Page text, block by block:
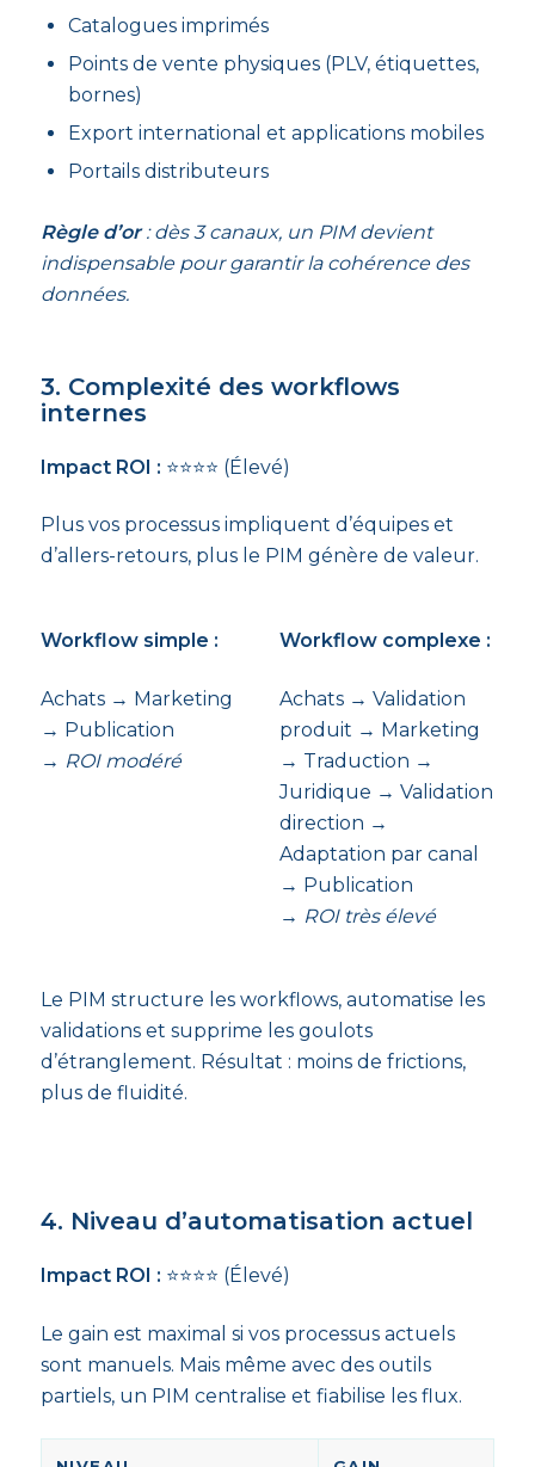
Catalogues imprimés
Points de vente physiques (PLV, étiquettes,
bornes)
Export international et applications mobiles
Portails distributeurs
Règle d’or: dès 3 canaux, un PIM devient
indispensable pour garantir la cohérence des
données.
3. Complexité des workflows
internes
Impact ROI : ⭐⭐⭐⭐ (Élevé)
Plus vos processus impliquent d’équipes et
d’allers-retours, plus le PIM génère de valeur.
Workflow simple :
Achats → Marketing
→ Publication
→ ROI modéré
Workflow complexe :
Achats → Validation
produit → Marketing
→ Traduction →
Juridique → Validation
direction →
Adaptation par canal
→ Publication
→ ROI très élevé
Le PIM structure les workflows, automatise les
validations et supprime les goulots
d’étranglement. Résultat : moins de frictions,
plus de fluidité.
4. Niveau d’automatisation actuel
Impact ROI : ⭐⭐⭐⭐ (Élevé)
Le gain est maximal si vos processus actuels
sont manuels. Mais même avec des outils
partiels, un PIM centralise et fiabilise les flux.